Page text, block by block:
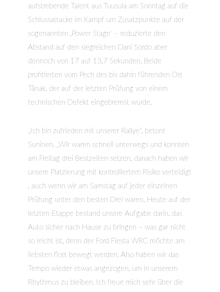
aufstrebende Talent aus Tuusula am Sonntag auf die
Schlussattacke im Kampf um Zusatzpunkte auf der
sogenannten ,Power Stage‘ – reduzierte den
Abstand auf den siegreichen Dani Sordo aber
dennoch von 17 auf 13,7 Sekunden. Beide
profitierten vom Pech des bis dahin führenden Ott
Tänak, der auf der letzten Prüfung von einem
technischen Defekt eingebremst wurde.
„Ich bin zufrieden mit unserer Rallye“, betont
Suninen. „Wir waren schnell unterwegs und konnten
am Freitag drei Bestzeiten setzen, danach haben wir
unsere Platzierung mit kontrolliertem Risiko verteidigt
, auch wenn wir am Samstag auf jeder einzelnen
Prüfung unter den besten Drei waren. Heute auf der
letzten Etappe bestand unsere Aufgabe darin, das
Auto sicher nach Hause zu bringen – was gar nicht
so leicht ist, denn der Ford Fiesta WRC möchte am
liebsten flott bewegt werden. Also haben wir das
Tempo wieder etwas angezogen, um in unserem
Rhythmus zu bleiben. Ich freue mich sehr über die